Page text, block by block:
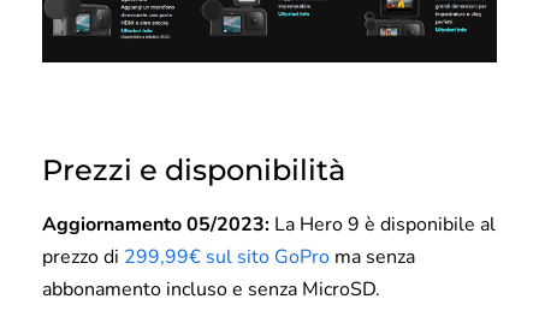
Prezzi e disponibilità
Aggiornamento 05/2023: La Hero 9 è disponibile al
prezzo di 299,99€ sul sito GoPro ma senza
abbonamento incluso e senza MicroSD.